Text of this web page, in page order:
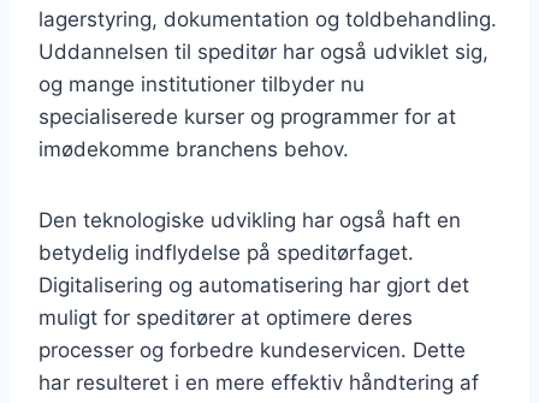
lagerstyring, dokumentation og toldbehandling.
Uddannelsen til speditør har også udviklet sig,
og mange institutioner tilbyder nu
specialiserede kurser og programmer for at
imødekomme branchens behov.
Den teknologiske udvikling har også haft en
betydelig indflydelse på speditørfaget.
Digitalisering og automatisering har gjort det
muligt for speditører at optimere deres
processer og forbedre kundeservicen. Dette
har resulteret i en mere effektiv håndtering af